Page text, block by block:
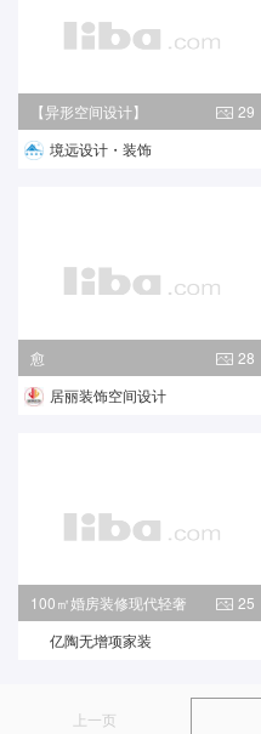
【异形空间设计】
29
境远设计・装饰
愈
28
居丽装饰空间设计
100㎡婚房装修现代轻奢
25
亿陶无增项家装
上一页